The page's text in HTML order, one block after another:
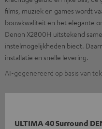
films, muziek en games wordt
bouwkwaliteit en het elegante
Denon X2800H uitstekend
instelmogelijkheden biedt.
installatie en snelle levering.
AI-gegenereerd op basis van
ULTIMA 40 Surround